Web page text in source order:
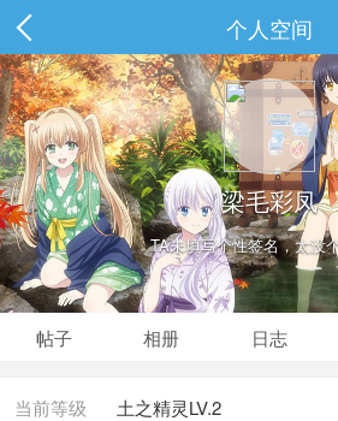
个人空间
梁毛彩凤
TA未填写个性签名，太没
帖子 相册 日志
当前等级 土之精灵LV.2